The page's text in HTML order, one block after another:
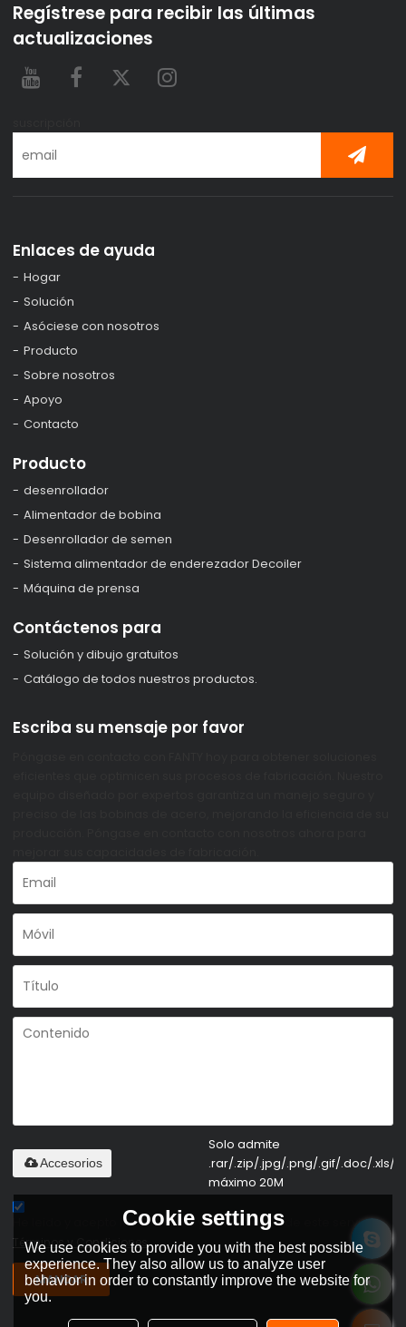
Regístrese para recibir las últimas
actualizaciones
Enlaces de ayuda
Hogar
Solución
Asóciese con nosotros
Producto
Sobre nosotros
Apoyo
Contacto
Producto
desenrollador
Alimentador de bobina
Desenrollador de semen
Sistema alimentador de enderezador Decoiler
Máquina de prensa
Contáctenos para
Solución y dibujo gratuitos
Catálogo de todos nuestros productos.
Escriba su mensaje por favor
Solo admite
.rar/.zip/.jpg/.png/.gif/.doc/.xls/
máximo 20M
Accesorios
He leido y acepto los Términos y Condiciones de este servicio,
Términos y Condiciones
MANDAR
Cookie settings
We use cookies to provide you with the best possible
experience. They also allow us to analyze user
behavior in order to constantly improve the website for
you.